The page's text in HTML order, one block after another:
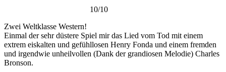
10/10
Zwei Weltklasse Western!
Einmal der sehr düstere Spiel mir das Lied vom Tod mit einem
extrem eiskalten und gefühllosen Henry Fonda und einem fremden
und irgendwie unheilvollen (Dank der grandiosen Melodie) Charles
Bronson.